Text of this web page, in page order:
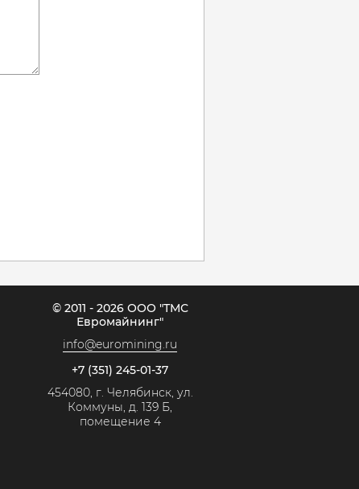
© 2011 - 2026 ООО "ТМС
Евромайнинг"
info@euromining.ru
+7 (351) 245-01-37
454080, г. Челябинск, ул.
Коммуны, д. 139 Б,
помещение 4